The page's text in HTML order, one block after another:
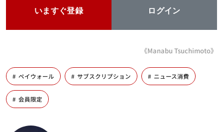
いますぐ登録 ログイン
《Manabu Tsuchimoto》
ペイウォール サブスクリプション ニュース消費
会員限定